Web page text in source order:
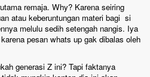
remaja. Why? Karena seiring
atau keberuntungan materi bagi si
melulu sedih setengah nangis. Iya
pesan whats up gak dibalas oleh
generasi Z ini? Tapi faktanya